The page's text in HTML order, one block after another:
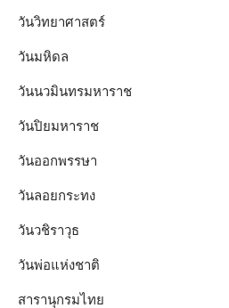
วันวิทยาศาสตร์
วันมหิดล
วันนวมินทรมหาราช
วันปิยมหาราช
วันออกพรรษา
วันลอยกระทง
วันวชิราวุธ
วันพ่อแห่งชาติ
สารานุกรมไทย